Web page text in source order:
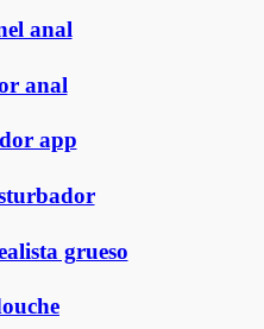
anal
anal
app
grueso